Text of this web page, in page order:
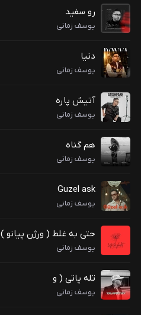
رو سفید
یوسف زمانی
دنیا
یوسف زمانی
آتیش پاره
یوسف زمانی
هم گناه
یوسف زمانی
Guzel ask
یوسف زمانی
حتی به غلط ( ورژن پیانو )
یوسف زمانی
تله پاتی ( و
یوسف زمانی